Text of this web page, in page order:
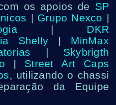
os apoios de SP
| Grupo Nexco |
| DKR
Shelly | MinMax
| Skybrigth
| Street Art Caps
, utilizando o chassi
da Equipe